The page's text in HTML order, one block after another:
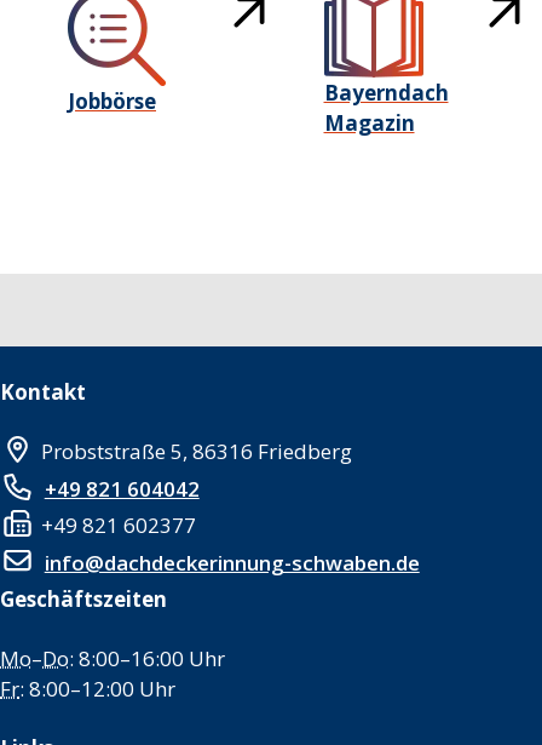
Jobbörse
Bayerndach
Magazin
Kontakt
Probststraße 5, 86316 Friedberg
+49 821 604042
+49 821 602377
info@dachdeckerinnung-schwaben.de
Geschäftszeiten
Mo–Do: 8:00–16:00 Uhr
Fr: 8:00–12:00 Uhr